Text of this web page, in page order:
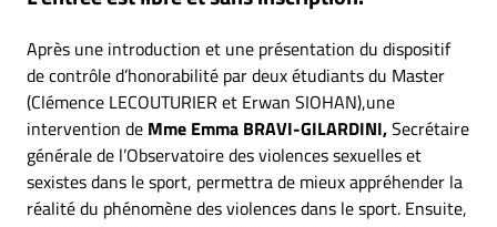
Après une introduction et une présentation du dispositif
de contrôle d’honorabilité par deux étudiants du Master
(Clémence LECOUTURIER et Erwan SIOHAN),une
intervention de Mme Emma BRAVI-GILARDINI,Secrétaire
générale de l’Observatoire des violences sexuelles et
sexistes dans le sport, permettra de mieux appréhender la
réalité du phénomène des violences dans le sport. Ensuite,